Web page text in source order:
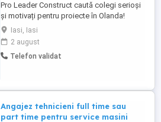
Pro Leader Construct caută colegi serioși
și motivați pentru proiecte în Olanda!
Locație: Diverse orașe din Olanda Salariu:
între 1800-3500 net lună (în funcție de
experiență) Cazare asigurată gratuit pe
teritoriul Olandei Cerințe: Experiență în
Iasi, Iasi
2 august
Telefon validat
Angajez tehnicieni full time sau
part time pentru service masini